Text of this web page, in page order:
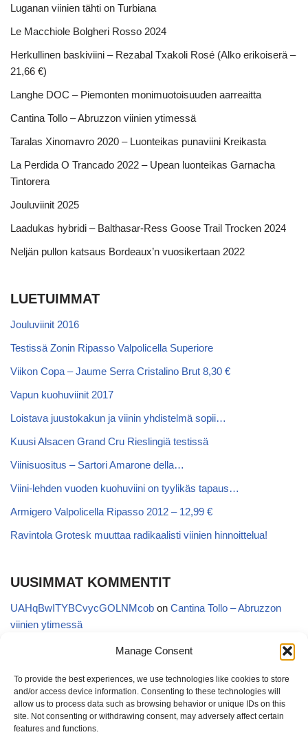
Manage Consent
To provide the best experiences, we use technologies like cookies to store
and/or access device information. Consenting to these technologies will
allow us to process data such as browsing behavior or unique IDs on this
site. Not consenting or withdrawing consent, may adversely affect certain
features and functions.
Luganan viinien tähti on Turbiana
Le Macchiole Bolgheri Rosso 2024
Herkullinen baskiviini – Rezabal Txakoli Rosé (Alko erikoiserä –
21,66 €)
Langhe DOC – Piemonten monimuotoisuuden aarreaitta
Cantina Tollo – Abruzzon viinien ytimessä
Taralas Xinomavro 2020 – Luonteikas punaviini Kreikasta
La Perdida O Trancado 2022 – Upean luonteikas Garnacha
Tintorera
Jouluviinit 2025
Laadukas hybridi – Balthasar-Ress Goose Trail Trocken 2024
Neljän pullon katsaus Bordeaux’n vuosikertaan 2022
LUETUIMMAT
Jouluviinit 2016
Testissä Zonin Ripasso Valpolicella Superiore
Viikon Copa – Jaume Serra Cristalino Brut 8,30 €
Vapun kuohuviinit 2017
Loistava juustokakun ja viinin yhdistelmä sopii…
Kuusi Alsacen Grand Cru Rieslingiä testissä
Viinisuositus – Sartori Amarone della…
Viini-lehden vuoden kuohuviini on tyylikäs tapaus…
Armigero Valpolicella Ripasso 2012 – 12,99 €
Ravintola Grotesk muuttaa radikaalisti viinien hinnoittelua!
UUSIMMAT KOMMENTIT
UAHqBwITYBCvycGOLNMcob on Cantina Tollo – Abruzzon
viinien ytimessä
EgVGGttRTxKfbqUaWNglbonCantina Tollo – Abruzzon viinien
AnonymousonKyläviini Riojasta – Ortega Ezquerro Vino de
Tudelilla Crianza 2018 (Alko 14,88 €)
CopatintoonKyläviini Riojasta – Ortega Ezquerro Vino de